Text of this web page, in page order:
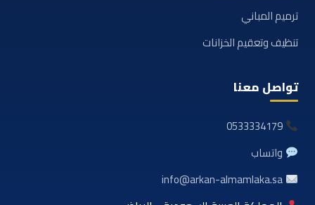
ترميم المباني
تنظيف وتعقيم الخزانات
تواصل معنا
0533334179
واتساب
info@arkan-almamlaka.sa